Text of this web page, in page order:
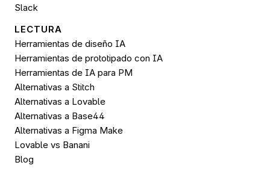
Slack
LECTURA
Herramientas de diseño IA
Herramientas de prototipado con IA
Herramientas de IA para PM
Alternativas a Stitch
Alternativas a Lovable
Alternativas a Base44
Alternativas a Figma Make
Lovable vs Banani
Blog